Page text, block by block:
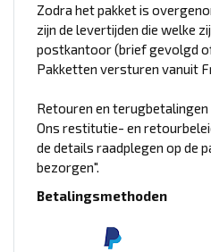
Zodra het pakket is
zijn de levertijden die welke
postkantoor (brief gevolgd
Pakketten versturen vanuit
Retouren en terugbetalingen
Ons restitutie- en
de details raadplegen op de
bezorgen".
Betalingsmethoden